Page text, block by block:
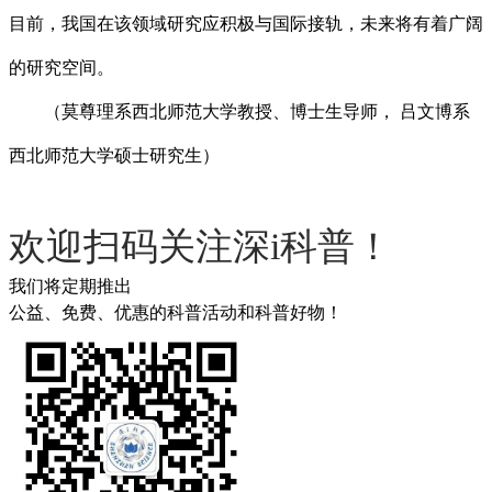
目前，我国在该领域研究应积极与国际接轨，未来将有着广阔
的研究空间。
（莫尊理系西北师范大学教授、博士生导师， 吕文博系
西北师范大学硕士研究生）
欢迎扫码关注深i科普！
我们将定期推出
公益、免费、优惠的科普活动和科普好物！